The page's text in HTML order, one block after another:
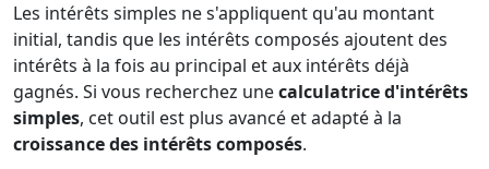
Les intérêts simples ne s'appliquent qu'au montant
initial, tandis que les intérêts composés ajoutent des
intérêts à la fois au principal et aux intérêts déjà
gagnés. Si vous recherchez unecalculatrice d'intérêts
simples, cet outil est plus avancé et adapté à la
croissance des intérêts composés.